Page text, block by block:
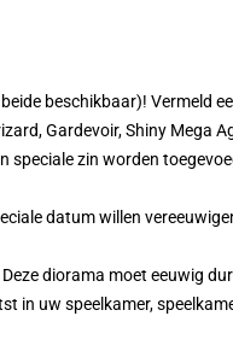
beschikbaar)! Vermeld
Gardevoir, Shiny Mega
speciale zin worden
datum willen
diorama moet eeuwig
in uw speelkamer,